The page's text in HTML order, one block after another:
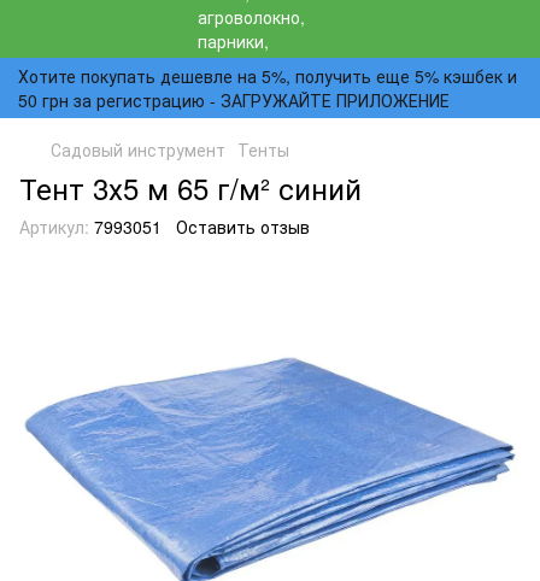
Хотите покупать дешевле на 5%, получить еще 5% кэшбек и
50 грн за регистрацию - ЗАГРУЖАЙТЕ ПРИЛОЖЕНИЕ
Садовый инструмент Тенты
Тент 3х5 м 65 г/м² синий
Артикул: 7993051 Оставить отзыв